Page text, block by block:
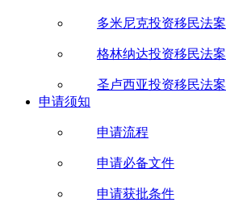
多米尼克投资移民法案
格林纳达投资移民法案
圣卢西亚投资移民法案
申请须知
申请流程
申请必备文件
申请获批条件